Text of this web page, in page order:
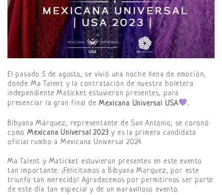
El pasado 5 de agosto, se vivió una noche llena de emoción,
donde Ma Talent y la contratación de nuestra boletera
independiente Maticket estuvieron presentes, para
presenciar la gran final deMexicana Universal USA .
Bibyana Márquez, representante de San Antonio, se coronó
como Mexicana Universal 2023 y es la primera candidata
oficial rumbo a Mexicana Universal 2024.
Ma Talent y Maticket estuvieron presentes en este evento
tan importante. ¡Felicitamos a Bibyana Marquez, por este
triunfo tan merecido! Agradecemos por permitirnos ser parte
de este día tan especial y de un maravilloso evento.